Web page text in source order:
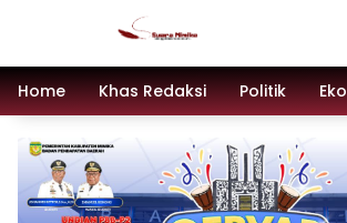
Home
Khas Redaksi Politik